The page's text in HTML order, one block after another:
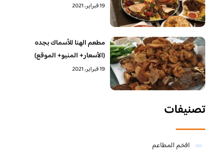
19 فبراير، 2021
مطعم الهنا للأسماك بجده
(الأسعار+ المنيو+ الموقع)
19 فبراير، 2021
تصنيفات
افخم المطاعم